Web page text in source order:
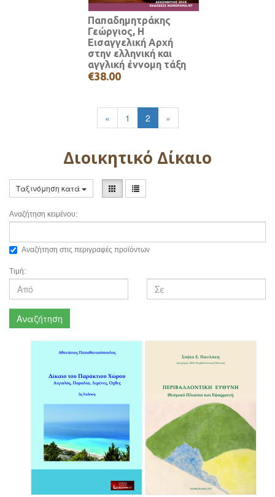
Παπαδημητράκης
Γεώργιος, Η
Εισαγγελική Αρχή
στην ελληνική και
αγγλική έννομη τάξη
€38.00
« 1 2 »
Διοικητικό Δίκαιο
Ταξινόμηση κατά
Αναζήτηση κειμένου:
Αναζήτηση στις περιγραφές προϊόντων
Τιμή:
Αναζήτηση